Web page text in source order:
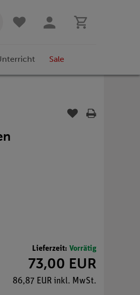
Sale
Lieferzeit: Vorrätig
73,00 EUR
86,87 EUR inkl. MwSt.